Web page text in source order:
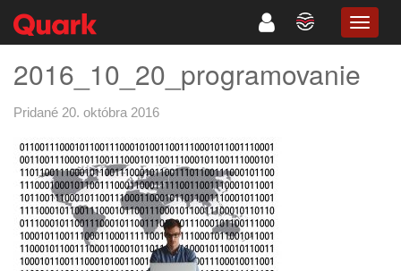
2016_10_20_programovanie
Pridané 20. októbra 2016